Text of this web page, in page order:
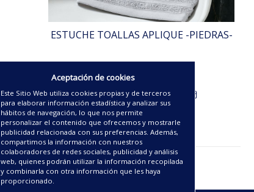
ESTUCHE TOALLAS APLIQUE -PIEDRAS-
Aceptación de cookies
Este Sitio Web utiliza cookies propias y de terceros
para elaborar información estadística y analizar sus
hábitos de navegación, lo que nos permite
personalizar el contenido que ofrecemos y mostrarle
publicidad relacionada con sus preferencias. Además,
compartimos la información con nuestros
colaboradores de redes sociales, publicidad y análisis
web, quienes podrán utilizar la información recopilada
y combinarla con otra información que les haya
proporcionado.